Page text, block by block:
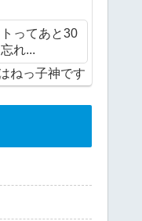
ってあと30
れ...
ねっ子神です